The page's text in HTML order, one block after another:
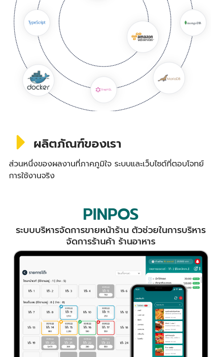
ผลิตภัณฑ์ของเรา
ส่วนหนึ่งของผลงานที่ภาคภูมิใจ ระบบและเว็บไซต์ที่ตอบโจทย์
การใช้งานจริง
PINPOS
ระบบบริหารจัดการขายหน้าร้าน ตัวช่วยในการบริหาร
จัดการร้านค้า ร้านอาหาร